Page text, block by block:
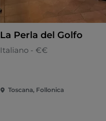
La Perla del Golfo
Italiano - €€
Toscana, Follonica